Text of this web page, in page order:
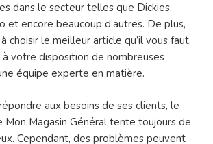
dans le secteur telles que Dickies,
et encore beaucoup d’autres. De plus,
choisir le meilleur article qu’il vous faut,
à votre disposition de nombreuses
équipe experte en matière.
aux besoins de ses clients, le
Mon Magasin Général tente toujours de
Cependant, des problèmes peuvent